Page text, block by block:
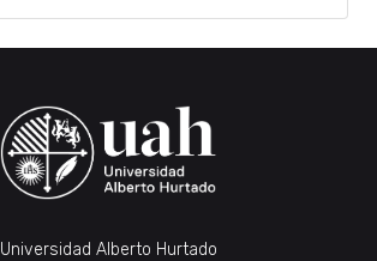
Universidad Alberto Hurtado